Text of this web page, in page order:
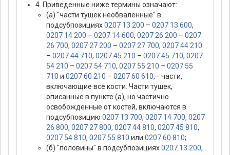
4. Приведенные ниже термины означают:
(а) "части тушек необваленные" в
подсубпозициях0207 13 200 – 0207 13 600,
0207 14 200 – 0207 14 600, 0207 26 200 – 0207
26 700, 0207 27 200 – 0207 27 700, 0207 44 210
– 0207 44 710, 0207 45 210 – 0207 45 710, 0207
54 210 – 0207 54 710, 0207 55 210 – 0207 55
710 и 0207 60 210 – 0207 60 610,– части,
включающие все кости. Части тушек,
описанные в пункте (а), но частично
освобожденные от костей, включаются в
подсубпозицию 0207 13 700, 0207 14 700, 0207
26 800, 0207 27 800, 0207 44 810, 0207 45 810,
0207 54 810, 0207 55 810 или 0207 60 810;
(б) "половины" в подсубпозициях0207 13 200,